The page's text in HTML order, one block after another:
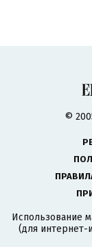
©
Использование
(для интернет-